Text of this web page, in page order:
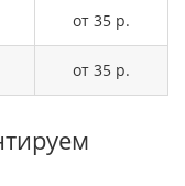
от 35 р.
от 35 р.